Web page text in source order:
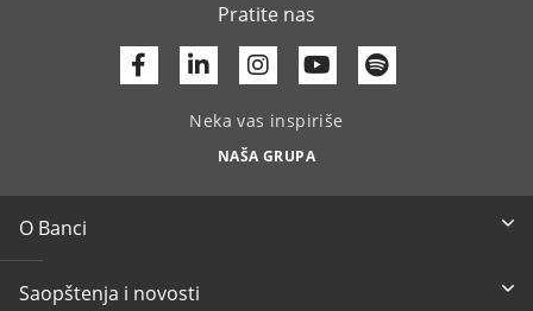
Pratite nas
Facebook
Linkedin Youtube
Neka vas inspiriše
NAŠA GRUPA
O Banci
Saopštenja i novosti